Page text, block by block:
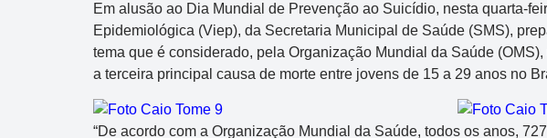
Em alusão ao Dia Mundial de Prevenção ao Suicídio, nesta quarta-
Epidemiológica (Viep), da Secretaria Municipal de Saúde (SMS),
tema que é considerado, pela Organização Mundial da Saúde
a terceira principal causa de morte entre jovens de 15 a 29 anos no
“De acordo com a Organização Mundial da Saúde, todos os anos,